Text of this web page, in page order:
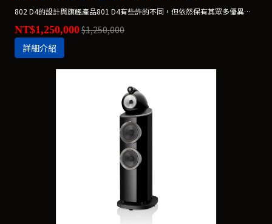
802 D4的設計與旗艦產品801 D4有些許的不同，但依然保有其眾多優異的性能表現，但總體價格更為優惠。
NT$1,250,000$1,250,000
詳細介紹